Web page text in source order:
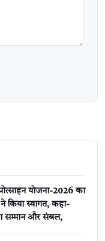
योजना-2026 का
किया स्वागत, कहा-
सम्मान और संबल,